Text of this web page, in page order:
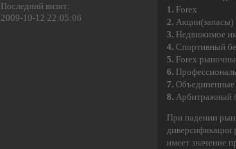
Последний визит:
2009-10-12 22:05:06
1. Forex
2. Акции(запасы)
3. Недвижимое
4. Спортивный
5. Forex
6.
7.
8. Арбитражный
При падении
диверсификации
имеет значение